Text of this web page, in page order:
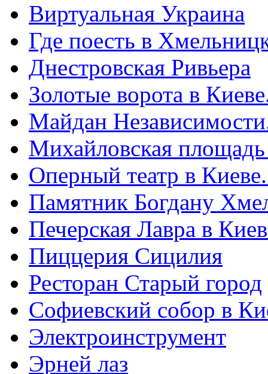
Виртуальная Украина
Где поесть в
Днестровская Ривьера
Золотые ворота в
Майдан
Михайловская
Оперный театр в
Памятник Богдану
Печерская Лавра в
Пиццерия Сицилия
Ресторан Старый город
Софиевский собор в
Электроинструмент
Эрней лаз